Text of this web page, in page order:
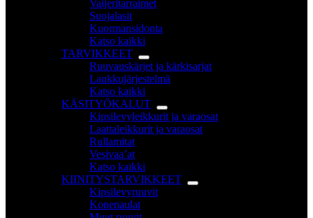
Vaijeritarraimet
Suojalasit
Kuormansidonta
Katso kaikki
TARVIKKEET
Ruuvauskärjet ja kärkisarjat
Laukkujärjestelmä
Katso kaikki
KÄSITYÖKALUT
Kipsilevyleikkurit ja varaosat
Laattaleikkurit ja varaosat
Rullamitat
Vesivaa’at
Katso kaikki
KIINITYSTARVIKKEET
Kipsilevyruuvit
Konenaulat